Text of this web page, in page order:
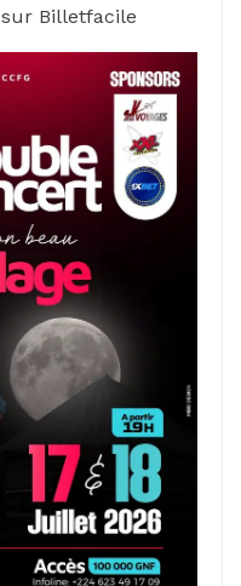
Billetfacile